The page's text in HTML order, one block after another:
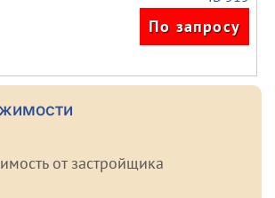
По запросу
от застройщика